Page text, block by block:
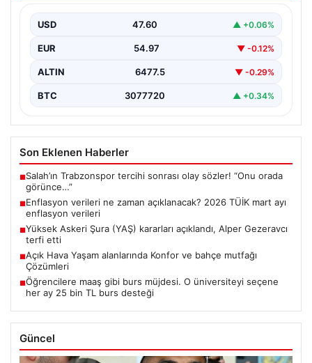
USD 47.60 ▲ +0.06%
EUR 54.97 ▼ -0.12%
ALTIN 6477.5 ▼ -0.29%
BTC 3077720 ▲ +0.34%
Son Eklenen Haberler
■Salah’ın Trabzonspor tercihi sonrası olay sözler! “Onu orada
görünce…”
■Enflasyon verileri ne zaman açıklanacak? 2026 TÜİK mart ayı
enflasyon verileri
■Yüksek Askeri Şura (YAŞ) kararları açıklandı, Alper Gezeravcı
terfi etti
■Açık Hava Yaşam alanlarında Konfor ve bahçe mutfağı
Çözümleri
■Öğrencilere maaş gibi burs müjdesi. O üniversiteyi seçene
her ay 25 bin TL burs desteği
Güncel